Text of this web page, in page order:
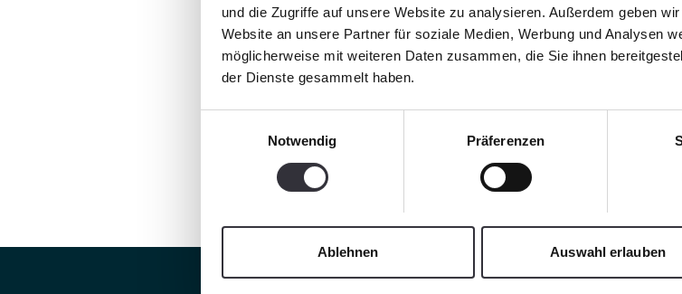
und die Zugriffe auf unsere Website zu analysieren. Außerdem geben
Website an unsere Partner für soziale Medien, Werbung und Analysen
möglicherweise mit weiteren Daten zusammen, die Sie ihnen
der Dienste gesammelt haben.
Notwendig
Präferenzen
Ablehnen Auswahl erlauben